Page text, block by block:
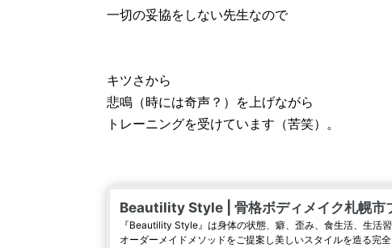
一切の妥協をしない先生なので
キツさから
悲鳴（時には奇声？）を上げながら
トレーニングを受けています（苦笑）。